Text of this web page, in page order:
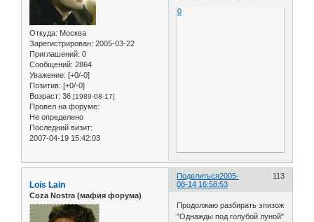
Откуда: Москва
Зарегистрирован: 2005-03-22
Приглашений: 0
Сообщений: 2864
Уважение: [+0/-0]
Позитив: [+0/-0]
Возраст: 36 [1989-08-17]
Провел на форуме:
Не определено
Последний визит:
2007-04-19 15:42:03
0
Поделиться 113
2005-
08-14 16:58:53
Lois Lain
Coza Nostra (мафия форума)
Продолжаю разбирать эпизож
"Однажды под голубой луной"